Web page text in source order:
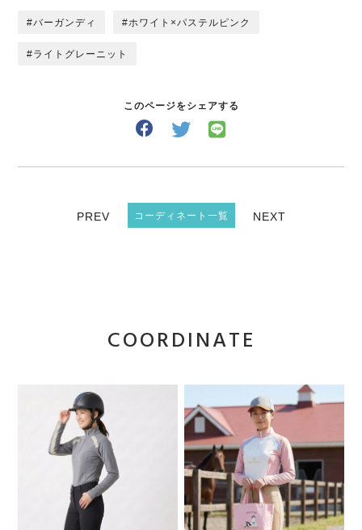
バーガンディ ホワイト×パステルピンク
ライトグレーニット
このページをシェアする
PREV コーディネート一覧 NEXT
COORDINATE